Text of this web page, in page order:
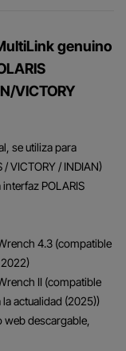
genuino
VICTORY
se utiliza para
VICTORY / INDIAN)
POLARIS
4.3 (compatible
II (compatible
actualidad (2025))
web descargable,